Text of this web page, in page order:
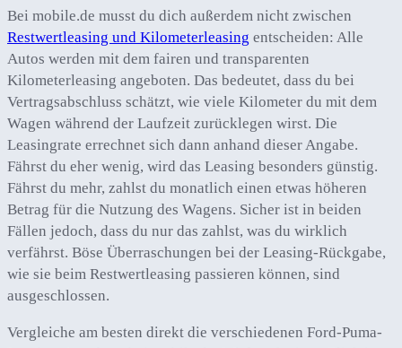
Bei mobile.de musst du dich außerdem nicht zwischen
Restwertleasing und Kilometerleasing entscheiden: Alle
Autos werden mit dem fairen und transparenten
Kilometerleasing angeboten. Das bedeutet, dass du bei
Vertragsabschluss schätzt, wie viele Kilometer du mit dem
Wagen während der Laufzeit zurücklegen wirst. Die
Leasingrate errechnet sich dann anhand dieser Angabe.
Fährst du eher wenig, wird das Leasing besonders günstig.
Fährst du mehr, zahlst du monatlich einen etwas höheren
Betrag für die Nutzung des Wagens. Sicher ist in beiden
Fällen jedoch, dass du nur das zahlst, was du wirklich
verfährst. Böse Überraschungen bei der Leasing-Rückgabe,
wie sie beim Restwertleasing passieren können, sind
ausgeschlossen.
Vergleiche am besten direkt die verschiedenen Ford-Puma-